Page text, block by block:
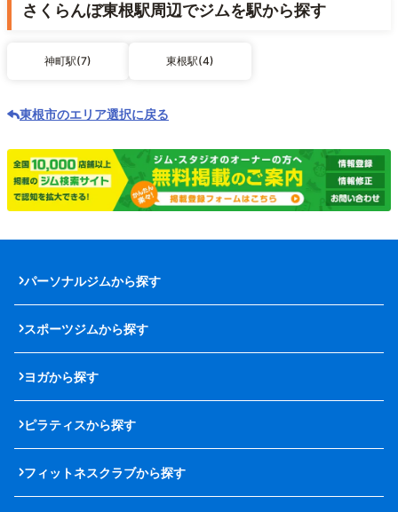
さくらんぼ東根駅周辺でジムを駅から探す
神町駅(7) 東根駅(4)
東根市のエリア選択に戻る
パーソナルジムから探す
スポーツジムから探す
ヨガから探す
ピラティスから探す
フィットネスクラブから探す